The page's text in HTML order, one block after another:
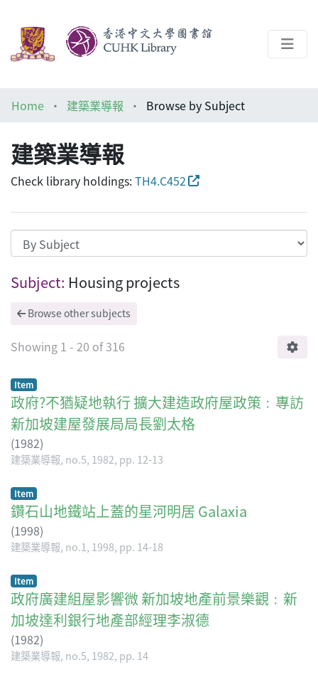
Architecture Library
Home 建築業導報 Browse by Subject
建築業導報
Check library holdings:TH4.C452
Browsing 建築業導報 by Subject
Subject: Housing projects
Browse other subjects
Showing 1 - 20 of 316
Item
政府?不猶疑地執行 擴大建造政府屋政策﹕專訪
新加坡建屋發展局局長劉太格
(1982)
建築業導報, no.5, 1982, pp. 12-13
Item
鑽石山地鐵站上蓋的星河明居 Galaxia
(1998)
建築業導報, no.1, 1998, pp. 14-18
Item
政府廣建組屋影響微 新加坡地產前景樂觀﹕新
加坡達利銀行地產部經理李淑德
(1982)
建築業導報, no.5, 1982, pp. 14